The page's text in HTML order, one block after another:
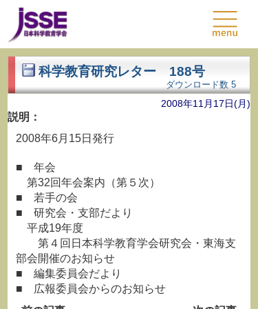
科学教育研究レター 188号
ダウンロード数 5
2008年11月17日(月)
説明：
2008年6月15日発行
■ 年会
第32回年会案内（第５次）
■ 若手の会
■ 研究会・支部だより
平成19年度
第４回日本科学教育学会研究会・東海支
部会開催のお知らせ
■ 編集委員会だより
■ 広報委員会からのお知らせ